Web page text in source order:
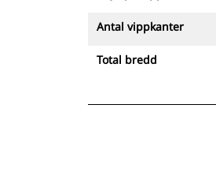
Antal vippkanter
Total bredd